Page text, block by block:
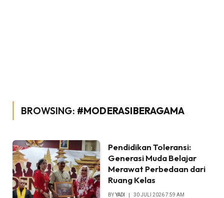
BROWSING: #MODERASIBERAGAMA
Pendidikan Toleransi:
Generasi Muda Belajar
Merawat Perbedaan dari
Ruang Kelas
BYYADI 30 JULI 2026 7:59 AM